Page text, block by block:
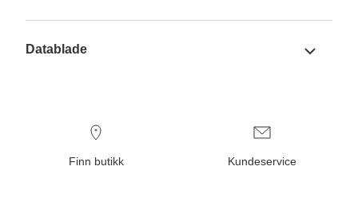
Datablade
Finn butikk Kundeservice